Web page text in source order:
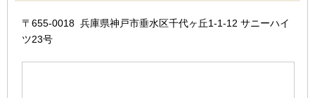
〒655-0018 兵庫県神戸市垂水区千代ヶ丘1-1-12 サニーハイ
ツ23号